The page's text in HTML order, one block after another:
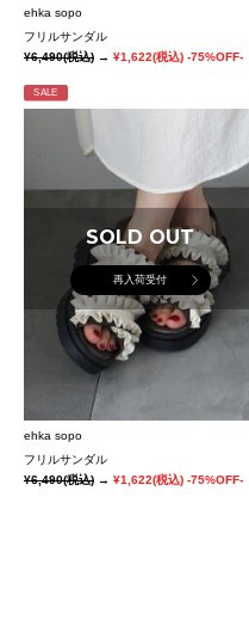
ehka sopo
フリルサンダル
¥6,490(税込) → ¥1,622(税込) -75%OFF-
SALE
SOLD OUT
再入荷受付
ehka sopo
フリルサンダル
¥6,490(税込) → ¥1,622(税込) -75%OFF-